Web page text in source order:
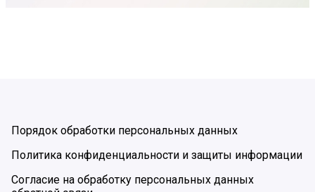
Порядок обработки персональных данных
Политика конфиденциальности и защиты информации
Согласие на обработку персональных данных